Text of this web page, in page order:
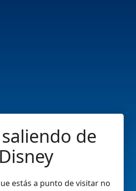
de
Disney
estás a punto de visitar no